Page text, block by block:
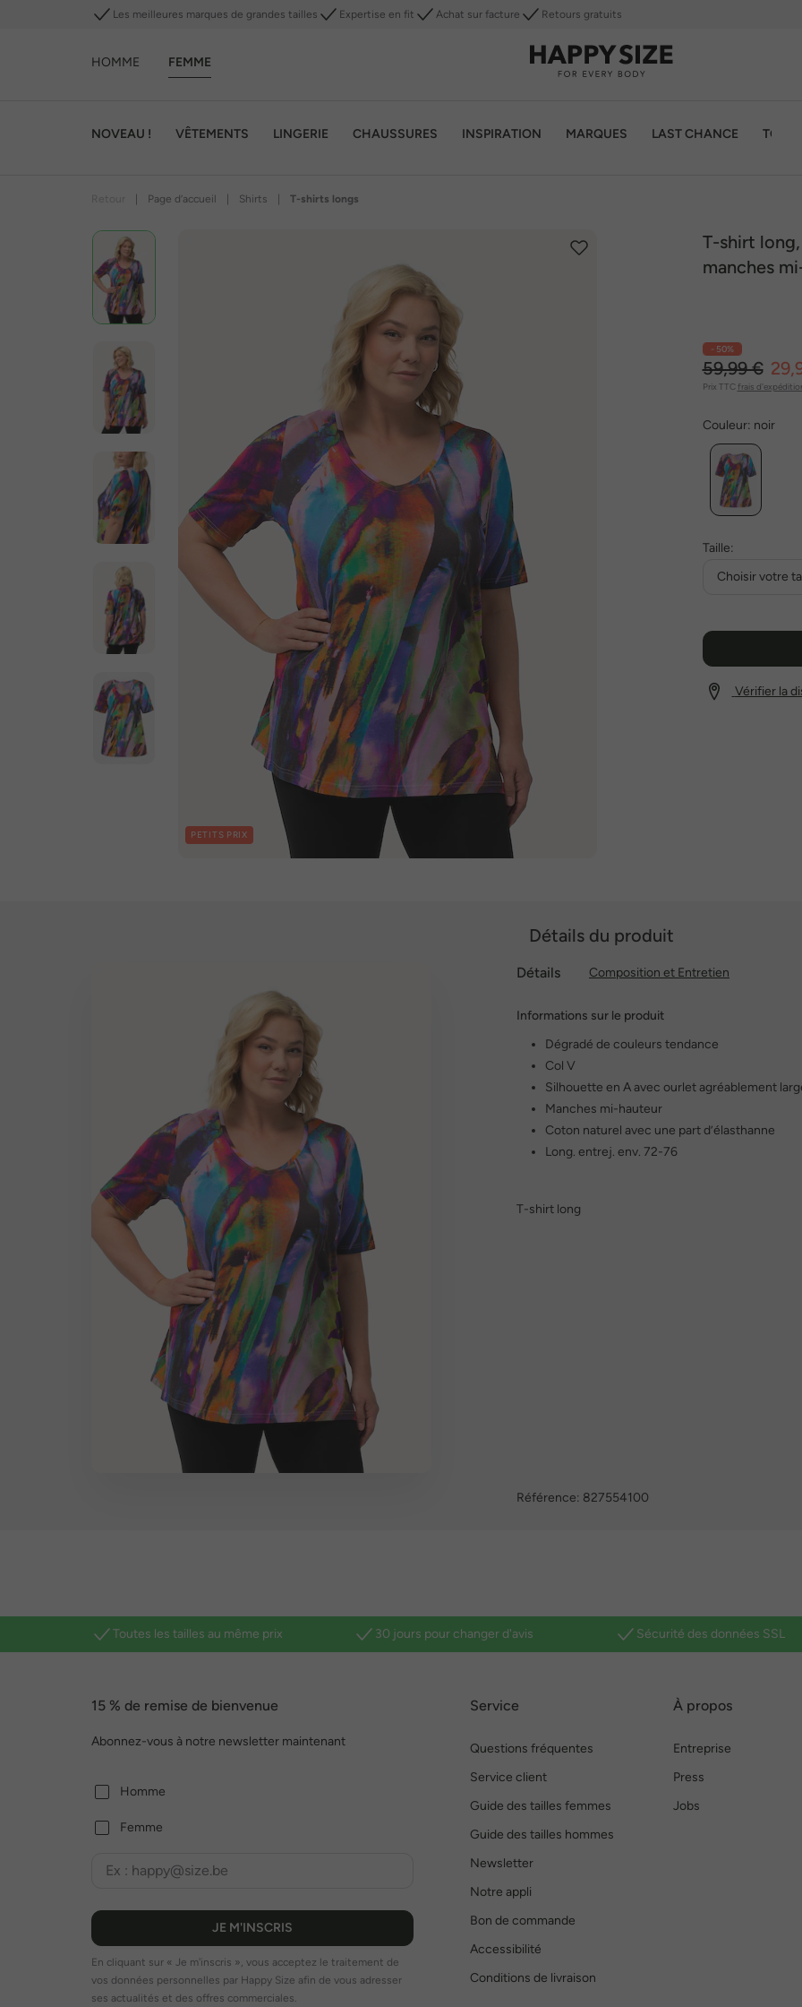
Les meilleures marques de grandes tailles Expertise en fit Achat sur facture Retours gratuits
HOMME FEMME
NOVEAU ! VÊTEMENTS LINGERIE CHAUSSURES INSPIRATION MARQUES LAST CHANCE TOP
Page d’accueil Shirts T-shirts longs
PETITS PRIX
T-shirt
manches
- 50%
59,99 €
Prix TTC frais
Couleur: noir
Taille:
Choisir votre
Vérifier la
Détails du produit
Détails Composition et Entretien
Informations sur le produit
Dégradé de couleurs tendance
Col V
Silhouette en A avec ourlet agréablement
Manches mi-hauteur
Coton naturel avec une part d’élasthanne
Long. entrej. env. 72-76
T-shirt long
Référence: 827554100
Toutes les tailles au même prix 30 jours pour changer d'avis Sécurité des données SSL
15 % de remise de bienvenue
Abonnez-vous à notre newsletter maintenant
Homme
Femme
JE M'INSCRIS
En cliquant sur « Je m'inscris », vous acceptez le traitement de
vos données personnelles par Happy Size afin de vous adresser
ses actualités et des offres commerciales.
Service
Questions fréquentes
Service client
Guide des tailles femmes
Guide des tailles hommes
Newsletter
Notre appli
Bon de commande
Accessibilité
Conditions de livraison
À propos
Entreprise
Press
Jobs